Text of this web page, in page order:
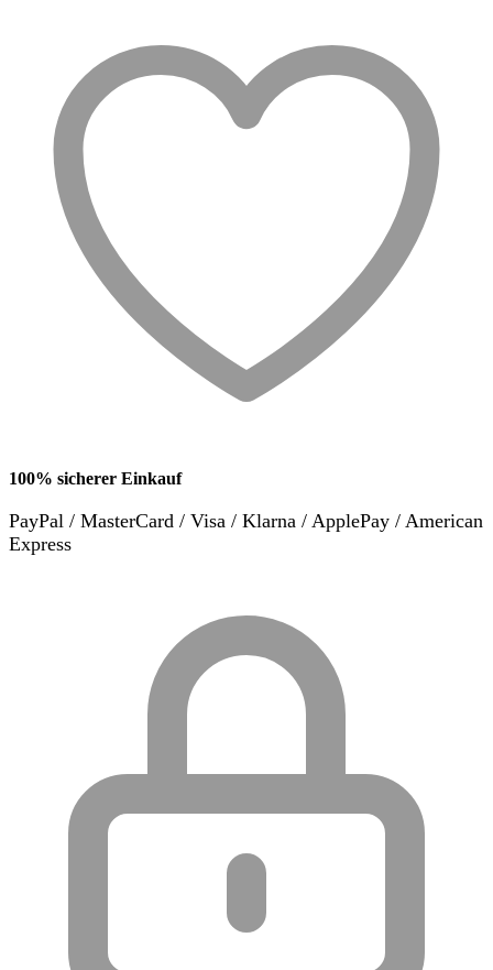
100% sicherer Einkauf
PayPal / MasterCard / Visa / Klarna / ApplePay / American
Express